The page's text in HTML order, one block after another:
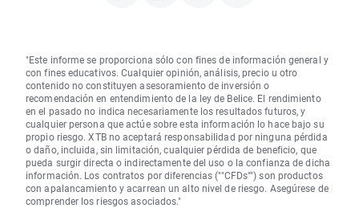
"Este informe se proporciona sólo con fines de información general y
con fines educativos. Cualquier opinión, análisis, precio u otro
contenido no constituyen asesoramiento de inversión o
recomendación en entendimiento de la ley de Belice. El rendimiento
en el pasado no indica necesariamente los resultados futuros, y
cualquier persona que actúe sobre esta información lo hace bajo su
propio riesgo. XTB no aceptará responsabilidad por ninguna pérdida
o daño, incluida, sin limitación, cualquier pérdida de beneficio, que
pueda surgir directa o indirectamente del uso o la confianza de dicha
información. Los contratos por diferencias (""CFDs"") son productos
con apalancamiento y acarrean un alto nivel de riesgo. Asegúrese de
comprender los riesgos asociados."